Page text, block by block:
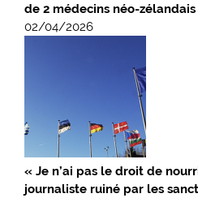
de 2 médecins néo-zélandais
02/04/2026
« Je n’ai pas le droit de
journaliste ruiné par les